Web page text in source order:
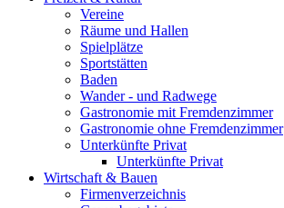
Vereine
Räume und Hallen
Spielplätze
Sportstätten
Baden
Wander - und Radwege
Gastronomie mit Fremdenzimmer
Gastronomie ohne Fremdenzimmer
Unterkünfte Privat
Unterkünfte Privat
Wirtschaft & Bauen
Firmenverzeichnis